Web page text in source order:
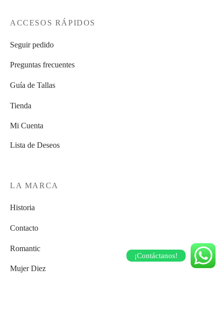
ACCESOS RÁPIDOS
Seguir pedido
Preguntas frecuentes
Guía de Tallas
Tienda
Mi Cuenta
Lista de Deseos
LA MARCA
Historia
Contacto
Romantic
Mujer Diez
¡Contáctanos!